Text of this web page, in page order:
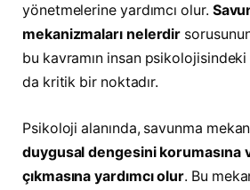
yönetmelerine yardımcı olur.
mekanizmaları nelerdir
bu kavramın insan
da kritik bir noktadır.
Psikoloji alanında, savunma
duygusal dengesini korumasına
çıkmasına yardımcı olur. Bu